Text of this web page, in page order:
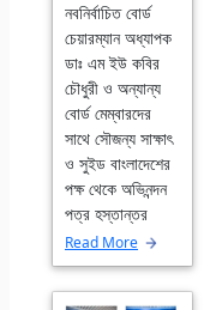
নবনির্বাচিত বোর্ড
চেয়ারম্যান অধ্যাপক
ডাঃ এম ইউ কবির
চৌধুরী ও অন্যান্য
বোর্ড মেম্বারদের
সাথে সৌজন্য সাক্ষাৎ
ও সুইড বাংলাদেশের
পক্ষ থেকে অভিনন্দন
পত্র হস্তান্তর
Read More